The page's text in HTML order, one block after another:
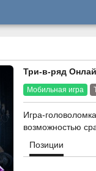
Три-в-ряд
Мобильная игра
Игра-
возможностью
Позиции